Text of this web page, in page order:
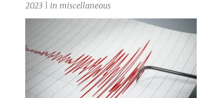
2023 | in miscellaneous